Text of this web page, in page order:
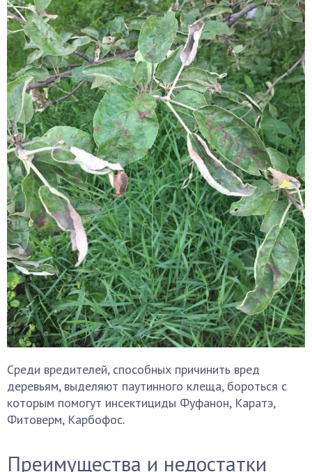
Среди вредителей, способных причинить вред
деревьям, выделяют паутинного клеща, бороться с
которым помогут инсектициды Фуфанон, Каратэ,
Фитоверм, Карбофос.
Преимущества и недостатки